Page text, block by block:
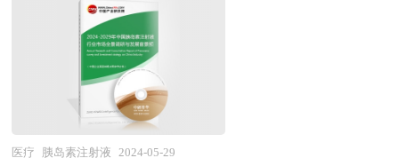
的市场定位 口腔诊所具有规模小，独立性强、技
术含量高、风险低、进入稳定期后经济收入稳定等
特点。考虑到我国14亿人口的口腔治疗需求，国内
口腔医疗行业整体市场规模仍然偏小，伴随口腔医
疗需求市场的深层次挖掘，我国口腔医疗行业发展
前景巨大。 本研究咨询报告由中研普华咨询公司
模随着医疗技术的不断进步和人们对健康生活的追
求而不断扩大。国内主要生产商包括诺和诺德、礼
来、赛诺菲等跨国企业，以及通化东宝、甘李药业
等国内企业。胰岛素注射液的销售渠道主要包括医
院、药店、电商平台等。 随着生物技术的不断发
展，胰岛素类似物在市场上的份额逐渐增加，这些
医疗 胰岛素注射液 2024-05-29